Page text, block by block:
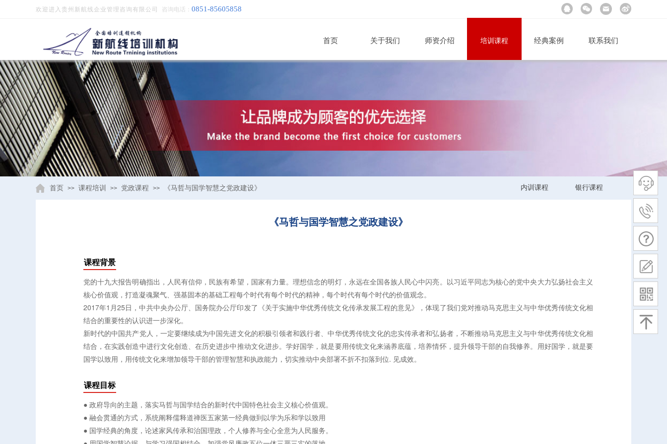
欢迎进入贵州新航线企业管理咨询有限公司 咨询电话： 0851-85605858
首页 关于我们 师资介绍 培训课程 经典案例 联系我们
成为中国一流的培训及管理咨询公司
内训课程 银行课程
首页 >> 课程培训 >> 党政课程 >> 《马哲与国学智慧之党政建设》
《马哲与国学智慧之党政建设》
课程背景
党的十九大报告明确指出，人民有信仰，民族有希望，国家有力量。理想信念的明灯，永远在全国各族人民心中闪亮。以习近平同志为核心的党中央大力弘扬社会主义
核心价值观，打造凝魂聚气、强基固本的基础工程每个时代有每个时代的精神，每个时代有每个时代的价值观念。
2017年1月25日，中共中央办公厅、国务院办公厅印发了《关于实施中华优秀传统文化传承发展工程的意见》，体现了我们党对推动马克思主义与中华优秀传统文化相
结合的重要性的认识进一步深化。
新时代的中国共产党人，一定要继续成为中国先进文化的积极引领者和践行者、中华优秀传统文化的忠实传承者和弘扬者，不断推动马克思主义与中华优秀传统文化相
结合，在实践创造中进行文化创造、在历史进步中推动文化进步。学好国学，就是要用传统文化来涵养底蕴，培养情怀，提升领导干部的自我修养。用好国学，就是要
国学以致用，用传统文化来增加领导干部的管理智慧和执政能力，切实推动中央部署不折不扣落到位. 见成效。
课程目标
● 政府导向的主题，落实马哲与国学结合的新时代中国特色社会主义核心价值观。
● 融会贯通的方式，系统阐释儒释道禅医五家第一经典做到以学为乐和学以致用
● 国学经典的角度，论述家风传承和治国理政，个人修养与全心全意为人民服务。